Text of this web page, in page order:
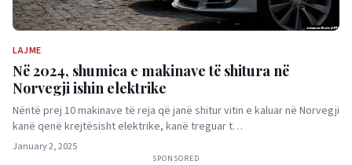
LAJME
Në 2024, shumica e makinave të shitura në
Norvegji ishin elektrike
Nëntë prej 10 makinave të reja që janë shitur vitin e kaluar në Norvegji
kanë qenë krejtësisht elektrike, kanë treguar t…
January 2, 2025
SPONSORED